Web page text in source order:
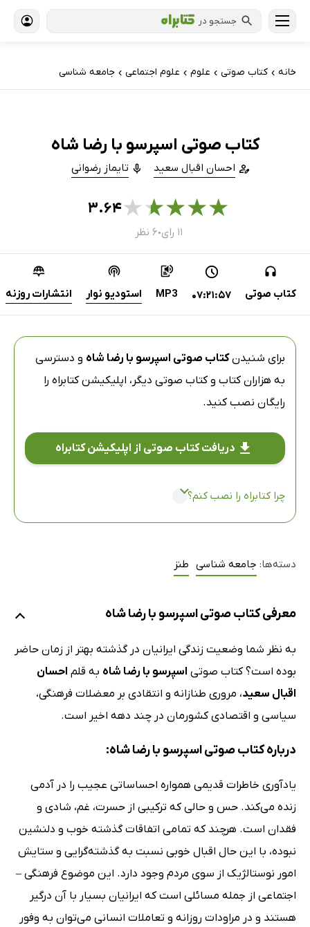
جستجو در
خانه › کتاب‌ صوتی › علوم › علوم اجتماعی › جامعه شناسی
کتاب صوتی اسپرسو با رضا شاه
احسان اقبال سعید تایماز رضوانی
★
★
★
★
★۳.۶۴
۱۱ رای ● ۶ نظر
کتاب صوتی 07:21:57
MP3 استودیو نوار انتشارات روزنه
برای شنیدنکتاب صوتی اسپرسو با رضا شاه و دسترسی
به هزاران کتاب و کتاب صوتی دیگر، اپلیکیشن کتابراه را
رایگان نصب کنید.
دریافت کتاب صوتی از اپلیکیشن کتابراه
چرا کتابراه را نصب کنم؟
دسته‌ها: جامعه شناسی طنز
معرفی کتاب صوتی اسپرسو با رضا شاه
به نظر شما وضعیت زندگی ایرانیان در گذشته بهتر از زمان حاضر
بوده است؟ کتاب صوتی اسپرسو با رضا شاه به قلم احسان
اقبال سعید، مروری طنازانه و انتقادی بر معضلات فرهنگی،
سیاسی و اقتصادی کشورمان در چند دهه اخیر است.
درباره کتاب صوتی اسپرسو با رضا شاه:
یادآوری خاطرات قدیمی همواره احساساتی عجیب را در آدمی
زنده می‌کند. حس و حالی که ترکیبی از حسرت، غم، شادی و
فقدان است. هرچند که تمامی اتفاقات گذشته خوب و دلنشین
نبوده، با این حال اقبال خوبی نسبت به گذشته‌گرایی و ستایش
امور نوستالژیک از سوی مردم وجود دارد. این موضوع فرهنگی –
اجتماعی از جمله مسائلی است که ایرانیان بسیار با آن درگیر
هستند و در مراودات روزانه و تعاملات انسانی می‌توان به وفور